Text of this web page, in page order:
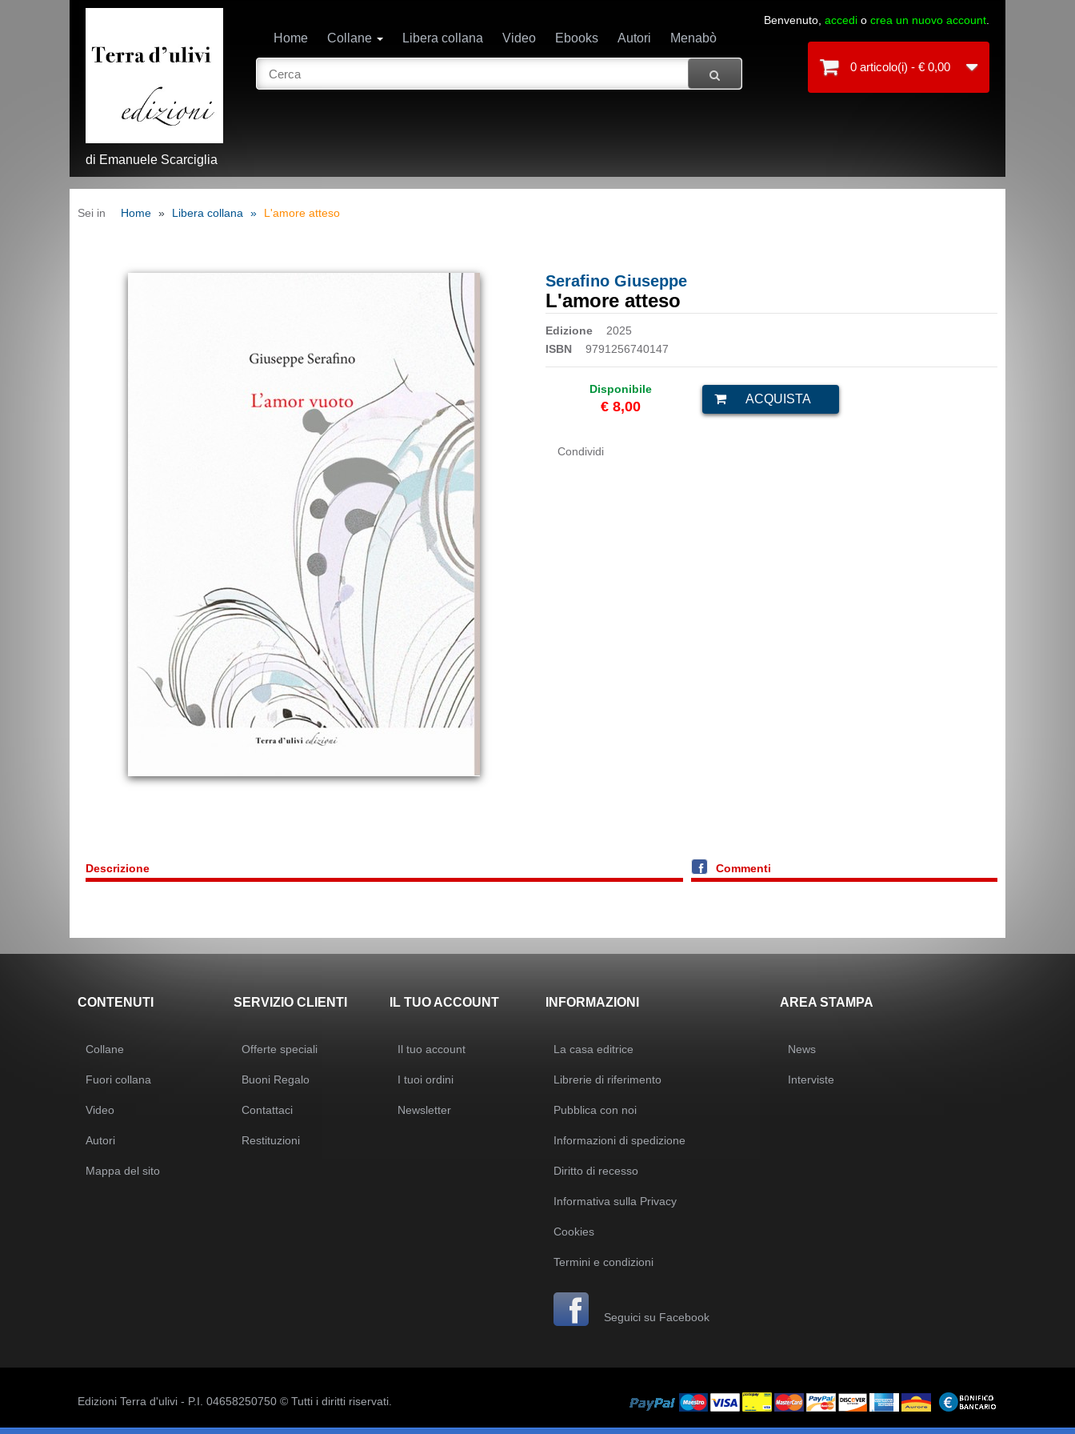
di Emanuele Scarciglia
Home Collane Libera collana Video Ebooks Autori Menabò
Benvenuto, accedi o crea un nuovo account
0 articolo(i) - € 0,00
Sei in Home Libera collana L'amore atteso
Serafino Giuseppe
L'amore atteso
Edizione
2025
ISBN
9791256740147
Disponibile
€ 8,00
Condividi
Descrizione Commenti
CONTENUTI
Collane
Fuori collana
Video
Autori
Mappa del sito
SERVIZIO CLIENTI
Offerte speciali
Buoni Regalo
Contattaci
Restituzioni
IL TUO ACCOUNT
Il tuo account
I tuoi ordini
Newsletter
INFORMAZIONI
La casa editrice
Librerie di riferimento
Pubblica con noi
Informazioni di spedizione
Diritto di recesso
Informativa sulla Privacy
Cookies
Termini e condizioni
Seguici su Facebook
AREA STAMPA
News
Interviste
Edizioni Terra d'ulivi - P.I. 04658250750 © Tutti i diritti riservati.